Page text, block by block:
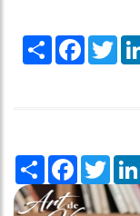
Share
Share Facebook